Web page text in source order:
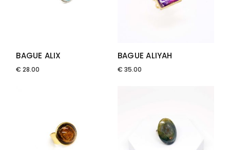
BAGUE ALIX
€ 28.00
BAGUE ALIYAH
€ 35.00